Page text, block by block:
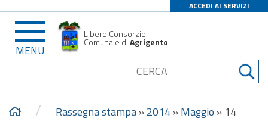
ACCEDI AI SERVIZI
MENU
Libero Consorzio
Comunale diAgrigento
/ Rassegna stampa»2014»Maggio » 14